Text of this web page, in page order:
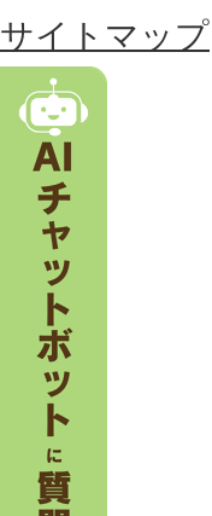
る
市
。
サイトマップ